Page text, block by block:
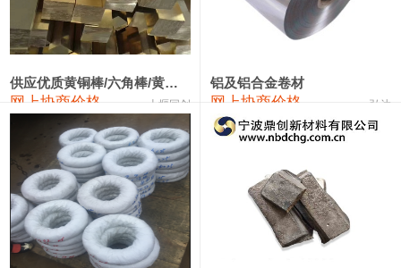
1#镁 17,000—18,000 17,500
1#电解锰(99.7%袋装) 17,900—18,100 18,000
1#电解锰 18,800—19,000 18,900
1#铬 60,000—82,000
2202#硅 14,100—14,300
553#硅 9,200—9,400 9,300
3303#硅 10,300—10,500 10,400
441#硅 9,500—9,700
供应优质黄铜棒/六角棒/黄铜方板
网上协商价格 十堰同创
铝及铝合金卷材
网上协商价格 弘达